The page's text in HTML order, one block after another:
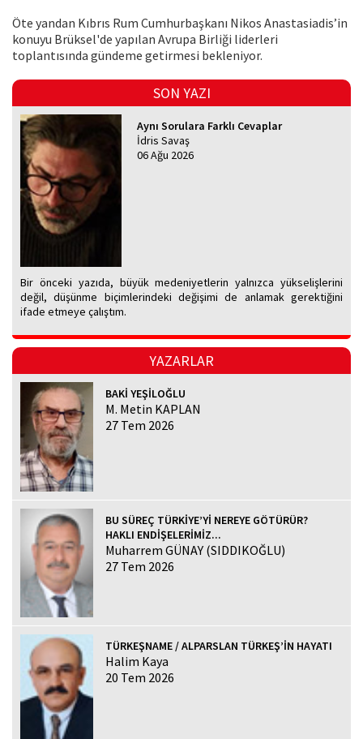
Öte yandan Kıbrıs Rum Cumhurbaşkanı Nikos Anastasiadis’in
konuyu Brüksel'de yapılan Avrupa Birliği liderleri
toplantısında gündeme getirmesi bekleniyor.
SON YAZI
Aynı Sorulara Farklı Cevaplar
İdris Savaş
06 Ağu 2026
Bir önceki yazıda, büyük medeniyetlerin yalnızca yükselişlerini
değil, düşünme biçimlerindeki değişimi de anlamak gerektiğini
ifade etmeye çalıştım.
YAZARLAR
BAKİ YEŞİLOĞLU
M. Metin KAPLAN
27 Tem 2026
BU SÜREÇ TÜRKİYE’Yİ NEREYE GÖTÜRÜR?
HAKLI ENDİŞELERİMİZ...
Muharrem GÜNAY (SIDDIKOĞLU)
27 Tem 2026
TÜRKEŞNAME / ALPARSLAN TÜRKEŞ’İN HAYATI
Halim Kaya
20 Tem 2026